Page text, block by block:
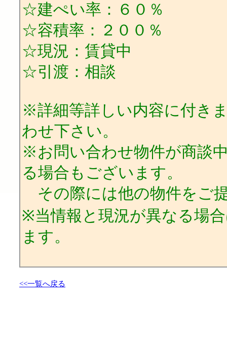
☆建ぺい率：６０％
☆容積率：２００％
☆現況：賃貸中
☆引渡：相談
※詳細等詳しい内容に付き
わせ下さい。
※お問い合わせ物件が商談
る場合もございます。
その際には他の物件をご
※当情報と現況が異なる場
ます。
<<一覧へ戻る